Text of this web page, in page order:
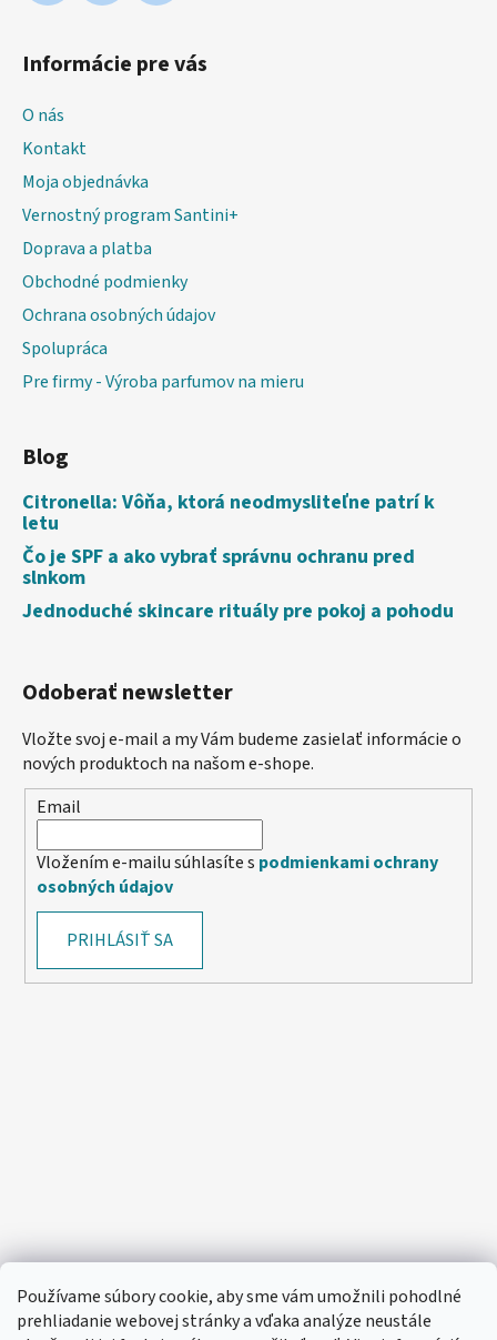
Používame súbory cookie, aby sme vám umožnili pohodlné
prehliadanie webovej stránky a vďaka analýze neustále
Informácie pre vás
O nás
Kontakt
Moja objednávka
Vernostný program Santini+
Doprava a platba
Obchodné podmienky
Ochrana osobných údajov
Spolupráca
Pre firmy - Výroba parfumov na mieru
Blog
Citronella: Vôňa, ktorá neodmysliteľne patrí k
letu
Čo je SPF a ako vybrať správnu ochranu pred
slnkom
Jednoduché skincare rituály pre pokoj a pohodu
Odoberať newsletter
Vložte svoj e-mail a my Vám budeme zasielať informácie o
nových produktoch na našom e-shope.
Email
Vložením e-mailu súhlasíte s podmienkami ochrany
osobných údajov
PRIHLÁSIŤ SA